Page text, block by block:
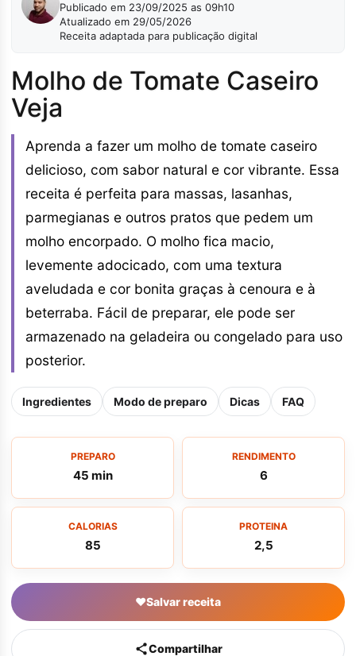
Publicado em 23/09/2025 as 09h10
Atualizado em 29/05/2026
Receita adaptada para publicação digital
Molho de Tomate Caseiro
Veja
Aprenda a fazer um molho de tomate caseiro
delicioso, com sabor natural e cor vibrante. Essa
receita é perfeita para massas, lasanhas,
parmegianas e outros pratos que pedem um
molho encorpado. O molho fica macio,
levemente adocicado, com uma textura
aveludada e cor bonita graças à cenoura e à
beterraba. Fácil de preparar, ele pode ser
armazenado na geladeira ou congelado para uso
posterior.
Ingredientes Modo de preparo Dicas FAQ
PREPARO
45 min
RENDIMENTO
6
CALORIAS
85
PROTEINA
2,5
♥Salvar receita
Compartilhar